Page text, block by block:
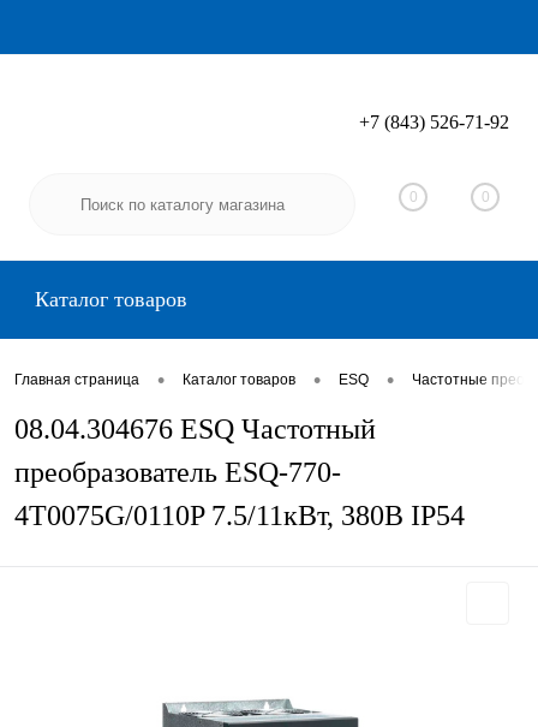
Вход Регистрация
+7 (843) 526-71-92
0 0
Каталог товаров
Главная страница • Каталог товаров • ESQ • Частотные
08.04.304676 ESQ Частотный
преобразователь ESQ-770-
4T0075G/0110P 7.5/11кВт, 380В IP54